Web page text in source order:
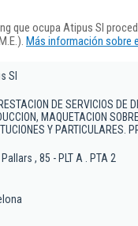
que ocupa Atipus Sl
Más información sobre
Sl
DE SERVICIOS DE
MAQUETACION
Y PARTICULARES.
, 85 - PLT A . PTA 2